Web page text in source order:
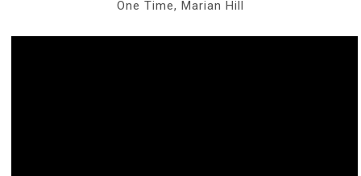
One Time, Marian Hill